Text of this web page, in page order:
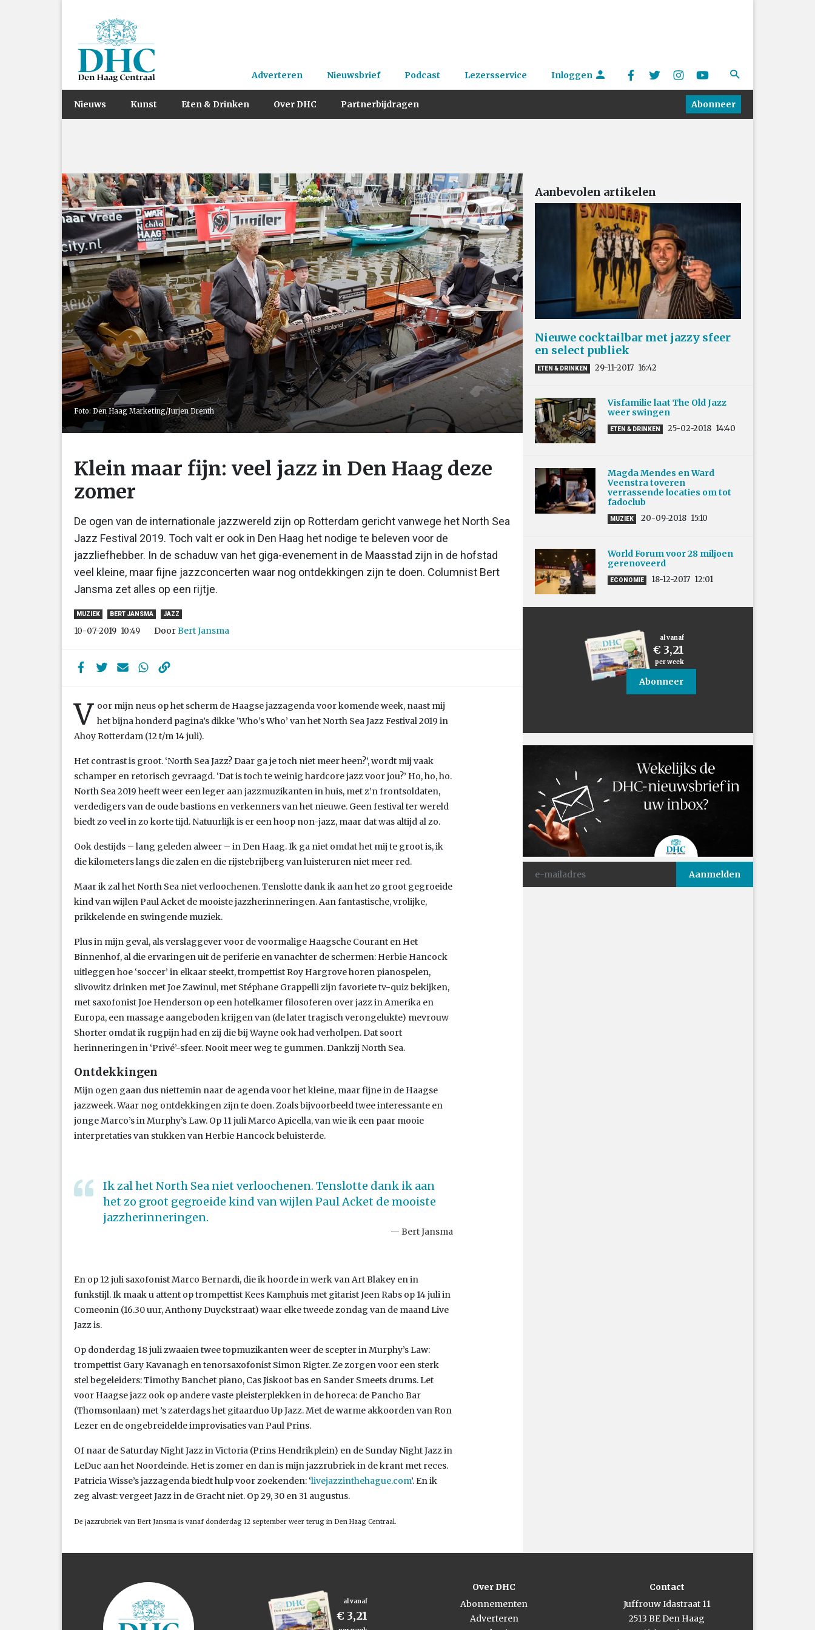
Adverteren Nieuwsbrief Podcast Lezersservice Inloggen
Nieuws Kunst Eten & Drinken Over DHC Partnerbijdragen Abonneer
Foto: Den Haag Marketing/Jurjen Drenth
Klein maar fijn: veel jazz in Den Haag deze
zomer
De ogen van de internationale jazzwereld zijn op Rotterdam gericht vanwege het North Sea
Jazz Festival 2019. Toch valt er ook in Den Haag het nodige te beleven voor de
jazzliefhebber. In de schaduw van het giga-evenement in de Maasstad zijn in de hofstad
veel kleine, maar fijne jazzconcerten waar nog ontdekkingen zijn te doen. Columnist Bert
Jansma zet alles op een rijtje.
MUZIEK BERT JANSMA JAZZ
10-07-2019 10:49 DoorBert Jansma
V oor mijn neus op het scherm de Haagse jazzagenda voor komende week, naast mij
het bijna honderd pagina’s dikke ‘Who’s Who’ van het North Sea Jazz Festival 2019 in
Ahoy Rotterdam (12 t/m 14 juli).
Het contrast is groot. ‘North Sea Jazz? Daar ga je toch niet meer heen?’, wordt mij vaak
schamper en retorisch gevraagd. ‘Dat is toch te weinig hardcore jazz voor jou?’ Ho, ho, ho.
North Sea 2019 heeft weer een leger aan jazzmuzikanten in huis, met z’n frontsoldaten,
verdedigers van de oude bastions en verkenners van het nieuwe. Geen festival ter wereld
biedt zo veel in zo korte tijd. Natuurlijk is er een hoop non-jazz, maar dat was altijd al zo.
Ook destijds – lang geleden alweer – in Den Haag. Ik ga niet omdat het mij te groot is, ik
die kilometers langs die zalen en die rijstebrijberg van luisteruren niet meer red.
Maar ik zal het North Sea niet verloochenen. Tenslotte dank ik aan het zo groot gegroeide
kind van wijlen Paul Acket de mooiste jazzherinneringen. Aan fantastische, vrolijke,
prikkelende en swingende muziek.
Plus in mijn geval, als verslaggever voor de voormalige Haagsche Courant en Het
Binnenhof, al die ervaringen uit de periferie en vanachter de schermen: Herbie Hancock
uitleggen hoe ‘soccer’ in elkaar steekt, trompettist Roy Hargrove horen pianospelen,
slivowitz drinken met Joe Zawinul, met Stéphane Grappelli zijn favoriete tv-quiz bekijken,
met saxofonist Joe Henderson op een hotelkamer filosoferen over jazz in Amerika en
Europa, een massage aangeboden krijgen van (de later tragisch verongelukte) mevrouw
Shorter omdat ik rugpijn had en zij die bij Wayne ook had verholpen. Dat soort
herinneringen in ‘Privé’-sfeer. Nooit meer weg te gummen. Dankzij North Sea.
Ontdekkingen
Mijn ogen gaan dus niettemin naar de agenda voor het kleine, maar fijne in de Haagse
jazzweek. Waar nog ontdekkingen zijn te doen. Zoals bijvoorbeeld twee interessante en
jonge Marco’s in Murphy’s Law. Op 11 juli Marco Apicella, van wie ik een paar mooie
interpretaties van stukken van Herbie Hancock beluisterde.
Ik zal het North Sea niet verloochenen. Tenslotte dank ik aan
het zo groot gegroeide kind van wijlen Paul Acket de mooiste
jazzherinneringen.
Bert Jansma
En op 12 juli saxofonist Marco Bernardi, die ik hoorde in werk van Art Blakey en in
funkstijl. Ik maak u attent op trompettist Kees Kamphuis met gitarist Jeen Rabs op 14 juli in
Comeonin (16.30 uur, Anthony Duyckstraat) waar elke tweede zondag van de maand Live
Jazz is.
Op donderdag 18 juli zwaaien twee topmuzikanten weer de scepter in Murphy’s Law:
trompettist Gary Kavanagh en tenorsaxofonist Simon Rigter. Ze zorgen voor een sterk
stel begeleiders: Timothy Banchet piano, Cas Jiskoot bas en Sander Smeets drums. Let
voor Haagse jazz ook op andere vaste pleisterplekken in de horeca: de Pancho Bar
(Thomsonlaan) met ’s zaterdags het gitaarduo Up Jazz. Met de warme akkoorden van Ron
Lezer en de ongebreidelde improvisaties van Paul Prins.
Of naar de Saturday Night Jazz in Victoria (Prins Hendrikplein) en de Sunday Night Jazz in
LeDuc aan het Noordeinde. Het is zomer en dan is mijn jazzrubriek in de krant met reces.
Patricia Wisse’s jazzagenda biedt hulp voor zoekenden: ‘livejazzinthehague.com’. En ik
zeg alvast: vergeet Jazz in de Gracht niet. Op 29, 30 en 31 augustus.
De jazzrubriek van Bert Jansma is vanaf donderdag 12 september weer terug in Den Haag Centraal.
Aanbevolen artikelen
Nieuwe cocktailbar met jazzy sfeer
en select publiek
ETEN & DRINKEN 29-11-2017 16:42
Visfamilie laat The Old Jazz
weer swingen
ETEN & DRINKEN 25-02-2018 14:40
Magda Mendes en Ward
Veenstra toveren
verrassende locaties om tot
fadoclub
MUZIEK 20-09-2018 15:10
World Forum voor 28 miljoen
gerenoveerd
ECONOMIE 18-12-2017 12:01
al vanaf
€ 3,21
per week
Abonneer
al vanaf
€ 3,21
Over DHC
Abonnementen
Adverteren
Contact
Juffrouw Idastraat 11
2513 BE Den Haag